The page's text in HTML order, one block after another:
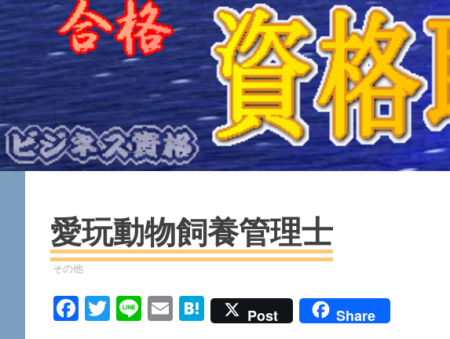
プ
愛玩動物飼養管理士
資格
その他
Facebook
TwitterLineEmailHatena
Post Share